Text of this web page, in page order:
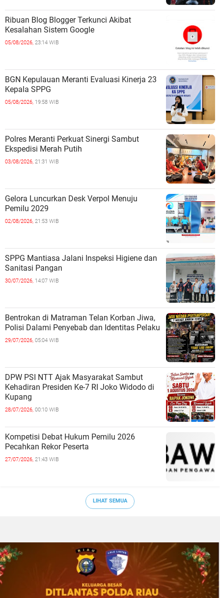
Ribuan Blog Blogger Terkunci Akibat
Kesalahan Sistem Google
05/08/2026, 23:14 WIB
BGN Kepulauan Meranti Evaluasi Kinerja 23
Kepala SPPG
05/08/2026, 19:58 WIB
Polres Meranti Perkuat Sinergi Sambut
Ekspedisi Merah Putih
03/08/2026, 21:31 WIB
Gelora Luncurkan Desk Verpol Menuju
Pemilu 2029
02/08/2026, 21:53 WIB
SPPG Mantiasa Jalani Inspeksi Higiene dan
Sanitasi Pangan
30/07/2026, 14:07 WIB
Bentrokan di Matraman Telan Korban Jiwa,
Polisi Dalami Penyebab dan Identitas Pelaku
29/07/2026, 05:04 WIB
DPW PSI NTT Ajak Masyarakat Sambut
Kehadiran Presiden Ke-7 RI Joko Widodo di
Kupang
28/07/2026, 00:10 WIB
Kompetisi Debat Hukum Pemilu 2026
Pecahkan Rekor Peserta
27/07/2026, 21:43 WIB
LIHAT SEMUA